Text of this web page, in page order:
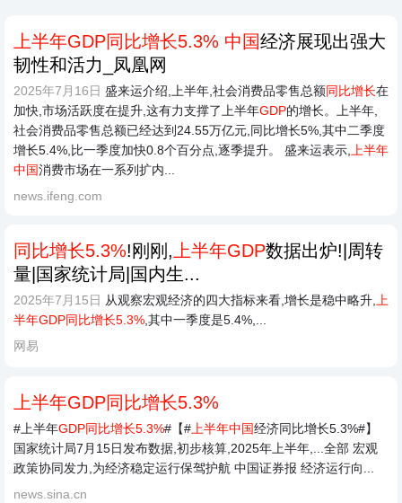
上半年GDP同比增长5.3% 中国经济展现出强大
韧性和活力_凤凰网
2025年7月16日 盛来运介绍,上半年,社会消费品零售总额同比增长在
加快,市场活跃度在提升,这有力支撑了上半年GDP的增长。上半年,
社会消费品零售总额已经达到24.55万亿元,同比增长5%,其中二季度
增长5.4%,比一季度加快0.8个百分点,逐季提升。 盛来运表示,上半年
中国消费市场在一系列扩内...
news.ifeng.com
同比增长5.3%!刚刚, 上半年GDP数据出炉!|周转
量|国家统计局|国内生...
2025年7月15日 从观察宏观经济的四大指标来看,增长是稳中略升,上
半年GDP同比增长5.3%,其中一季度是5.4%,...
网易
上半年GDP同比增长5.3%
#上半年GDP同比增长5.3%#【#上半年中国经济同比增长5.3%#】
国家统计局7月15日发布数据,初步核算,2025年上半年,...全部 宏观
政策协同发力,为经济稳定运行保驾护航 中国证券报 经济运行向...
news.sina.cn